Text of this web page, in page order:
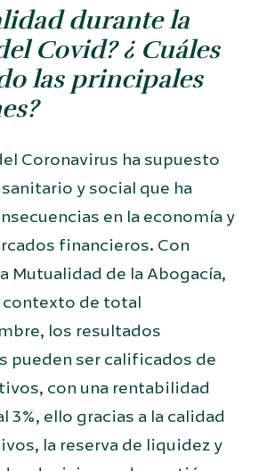
durante la
Covid? ¿ Cuáles
las principales
Coronavirus ha supuesto
y social que ha
en la economía y
financieros. Con
Mutualidad de la Abogacía,
contexto de total
los resultados
pueden ser calificados de
con una rentabilidad
3%, ello gracias a la calidad
la reserva de liquidez y